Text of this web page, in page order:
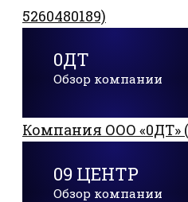
5260480189)
0ДТ
Обзор компании
Компания ООО «0ДТ»
09 ЦЕНТР
Обзор компании